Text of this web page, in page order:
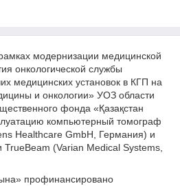
модернизации медицинской
онкологической службы
медицинских установок в КГП на
и онкологии» УОЗ области
фонда «Қазақстан
компьютерный томограф
Healthcare GmbH, Германия) и
TrueBeam (Varian Medical Systems,
профинансировано